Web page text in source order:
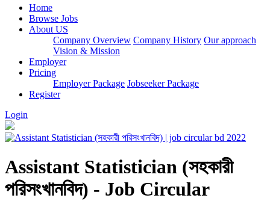
Home
Browse Jobs
About US
Company Overview Company History Our approach
Vision & Mission
Employer
Pricing
Employer Package Jobseeker Package
Register
Login
Assistant Statistician (সহকারী
পরিসংখানবিদ) - Job Circular